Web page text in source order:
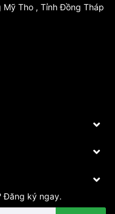
nhôm nên sẽ tiết
LED giúp dây LED
đèn cảm ứng cầu thang
cho khi dán có thể
những bậc thang
họ uốn cong và lớn
và đẹp hơn
sử dụng LED thanh
vào buổi tối và vì ánh
LED dây
Mỹ Tho , Tỉnh Đồng Tháp
Đăng ký ngay.